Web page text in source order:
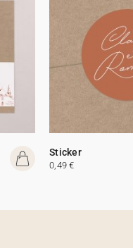
Sticker
0,49 €